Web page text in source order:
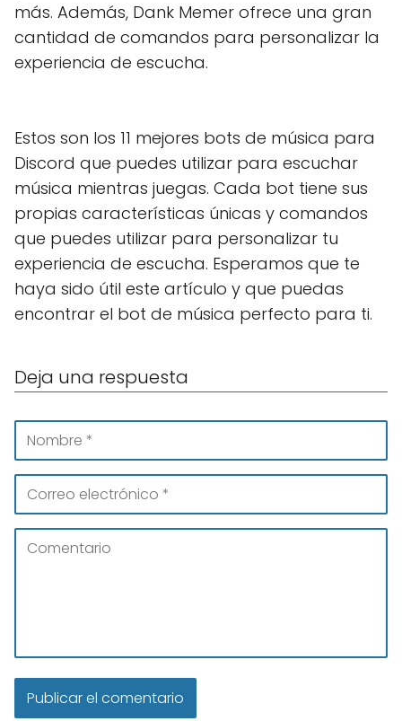
más. Además, Dank Memer ofrece una gran
cantidad de comandos para personalizar la
experiencia de escucha.
Estos son los 11 mejores bots de música para
Discord que puedes utilizar para escuchar
música mientras juegas. Cada bot tiene sus
propias características únicas y comandos
que puedes utilizar para personalizar tu
experiencia de escucha. Esperamos que te
haya sido útil este artículo y que puedas
encontrar el bot de música perfecto para ti.
Deja una respuesta